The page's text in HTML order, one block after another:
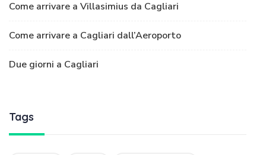
Come arrivare a Villasimius da Cagliari
Come arrivare a Cagliari dall’Aeroporto
Due giorni a Cagliari
Tags